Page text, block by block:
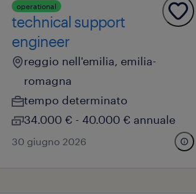
operational
technical support
engineer
reggio nell'emilia, emilia-
romagna
tempo determinato
34.000 € - 40.000 € annuale
30 giugno 2026